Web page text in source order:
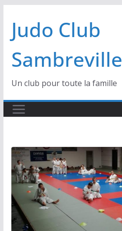
contenu
Judo Club
Sambreville
Un club pour toute la famille